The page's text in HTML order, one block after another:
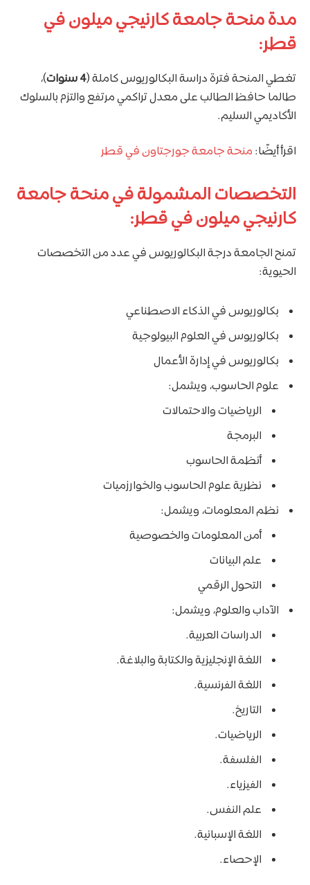
مدة منحة جامعة كارنيجي ميلون في
قطر:
تغطي المنحة فترة دراسة البكالوريوس كاملة (4 سنوات
)،
طالما حافظ الطالب على معدل تراكمي مرتفع والتزم بالسلوك
الأكاديمي السليم.
اقرأ أيضًا: منحة جامعة جورجتاون في قطر
التخصصات المشمولة في منحة جامعة
كارنيجي ميلون في قطر:
تمنح الجامعة درجة البكالوريوس في عدد من التخصصات
الحيوية:
بكالوريوس في الذكاء الاصطناعي
بكالوريوس في العلوم البيولوجية
بكالوريوس في إدارة الأعمال
علوم الحاسوب، ويشمل:
الرياضيات والاحتمالات
البرمجة
أنظمة الحاسوب
نظرية علوم الحاسوب والخوارزميات
نظم المعلومات، ويشمل:
أمن المعلومات والخصوصية
علم البيانات
التحول الرقمي
الآداب والعلوم، ويشمل:
الدراسات العربية.
اللغة الإنجليزية والكتابة والبلاغة.
اللغة الفرنسية.
التاريخ.
الرياضيات.
الفلسفة.
الفيزياء.
علم النفس.
اللغة الإسبانية.
الإحصاء.